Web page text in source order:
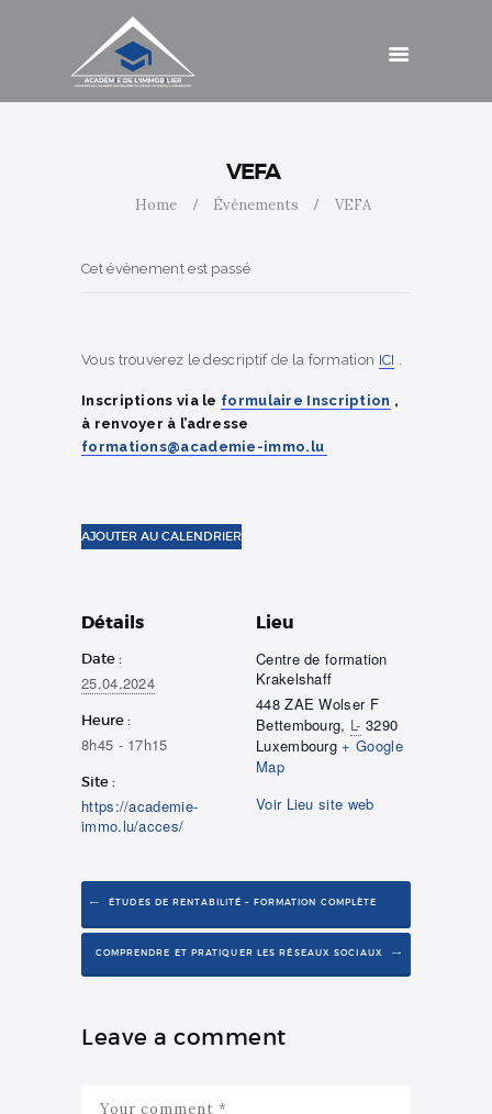
VEFA
Home Évènements VEFA
Catalogue de
formations
Agenda
Cotisations
Cet évènement est passé
Vous trouverez le descriptif de la formation ICI
Inscriptions via le formulaire Inscription ,
à renvoyer à l’adresse
formations@academie-immo.lu
AJOUTER AU CALENDRIER
Détails
Date :
25.04.2024
Heure :
8h45 - 17h15
Site :
https://academie-
immo.lu/acces/
Lieu
Centre de formation
Krakelshaff
448 ZAE Wolser F
Bettembourg, L- 3290
Luxembourg + Google
Map
Voir Lieu site web
ÉTUDES DE RENTABILITÉ – FORMATION COMPLÈTE
COMPRENDRE ET PRATIQUER LES RÉSEAUX SOCIAUX
Leave a comment